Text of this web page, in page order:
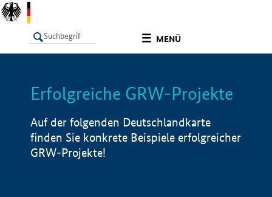
MENÜ
LISTE Info
Erfolgreiche GRW-Projekte
Auf der folgenden Deutschlandkarte
finden Sie konkrete Beispiele erfolgreicher
GRW-Projekte!